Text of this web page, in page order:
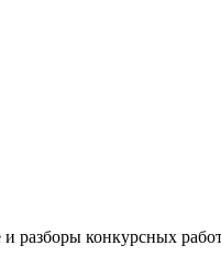
разборы конкурсных